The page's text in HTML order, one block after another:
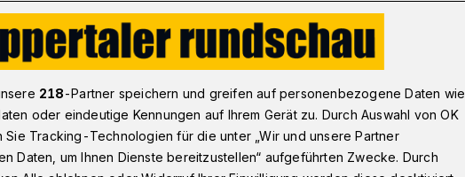
an die Werkkunstschule
218-Partner speichern und greifen auf personenbezogene Daten wie
oder eindeutige Kennungen auf Ihrem Gerät zu. Durch Auswahl von OK
Sie Tracking-Technologien für die unter „Wir und unsere Partner
Daten, um Ihnen Dienste bereitzustellen“ aufgeführten Zwecke. Durch